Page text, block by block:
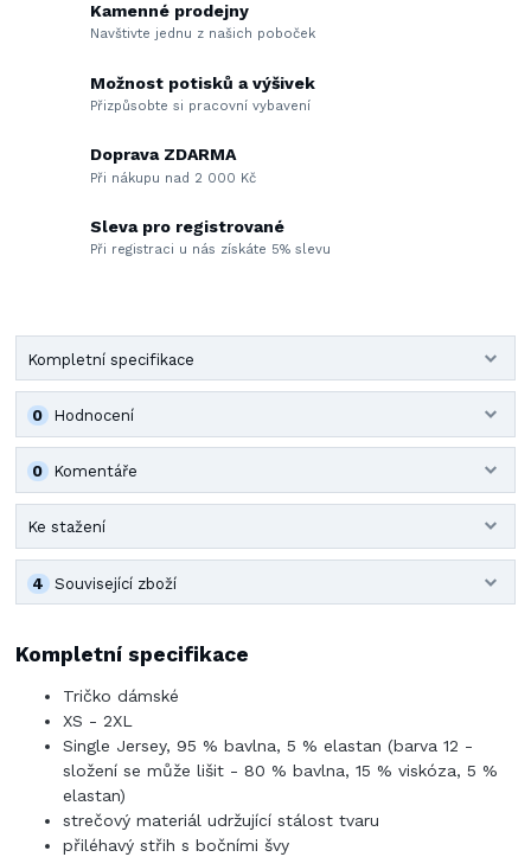
Kamenné prodejny
Navštivte jednu z našich poboček
Možnost potisků a výšivek
Přizpůsobte si pracovní vybavení
Doprava ZDARMA
Při nákupu nad 2 000 Kč
Sleva pro registrované
Při registraci u nás získáte 5% slevu
Kompletní specifikace
Hodnocení
0
Komentáře
0
Ke stažení
Související zboží
4
Kompletní specifikace
Tričko dámské
XS - 2XL
Single Jersey, 95 % bavlna, 5 % elastan (barva 12 -
složení se může lišit - 80 % bavlna, 15 % viskóza, 5 %
elastan)
strečový materiál udržující stálost tvaru
přiléhavý střih s bočními švy